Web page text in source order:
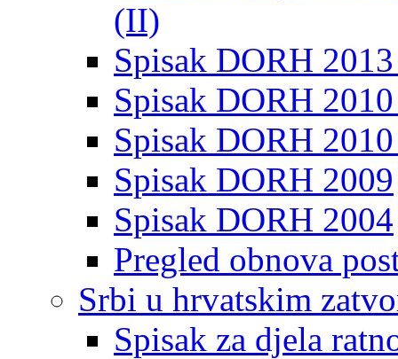
(II)
Spisak DORH
Spisak DORH
Spisak DORH
Spisak DORH 2009
Spisak DORH 2004
Pregled obnova
Srbi u hrvatskim
Spisak za djela